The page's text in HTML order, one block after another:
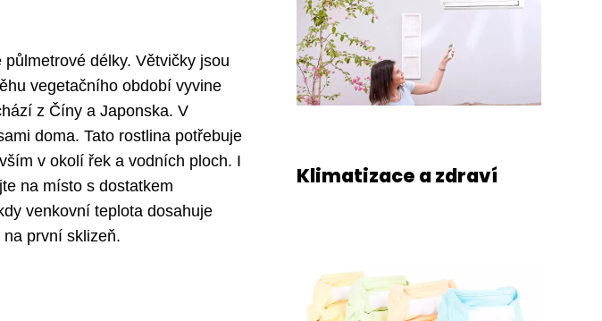
délky. Větvičky jsou
vegetačního období vyvine
z Číny a Japonska. V
doma. Tato rostlina potřebuje
v okolí řek a vodních ploch. I
na místo s dostatkem
venkovní teplota dosahuje
první sklizeň.
Klimatizace a zdraví